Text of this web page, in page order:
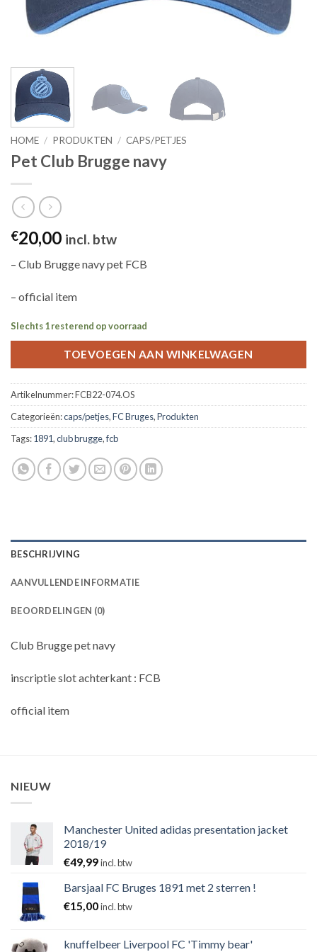
HOME / PRODUKTEN / CAPS/PETJES
Pet Club Brugge navy
€20,00 incl. btw
– Club Brugge navy pet FCB
– official item
Slechts 1 resterend op voorraad
TOEVOEGEN AAN WINKELWAGEN
Artikelnummer:FCB22-074.OS
Categorieën:caps/petjes,FC Bruges,Produkten
Tags:1891,club brugge,fcb
BESCHRIJVING
AANVULLENDE INFORMATIE
BEOORDELINGEN (0)
Club Brugge pet navy
inscriptie slot achterkant : FCB
official item
NIEUW
Manchester United adidas presentation jacket
2018/19
€49,99incl. btw
Barsjaal FC Bruges 1891 met 2 sterren !
€15,00incl. btw
knuffelbeer Liverpool FC 'Timmy bear'